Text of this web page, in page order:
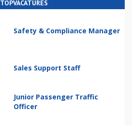
TOPVACATURES
Safety & Compliance Manager
Sales Support Staff
Junior Passenger Traffic
Officer